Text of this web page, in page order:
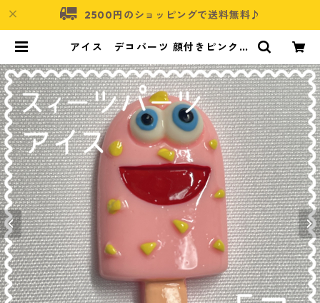
2500円のショッピングで送料無料♪
アイス デコパーツ 顔付きピンク
013ｐ】 | アクセサリーパーツショ
ップ・可愛いハンドメイドパーツ通
販 | ネムネコ